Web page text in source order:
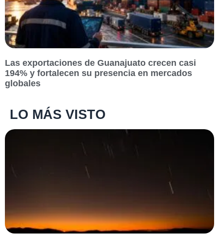
Las exportaciones de Guanajuato crecen casi
194% y fortalecen su presencia en mercados
globales
LO MÁS VISTO